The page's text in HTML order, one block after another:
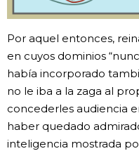
Por aquel entonces,
en cuyos dominios
había incorporado
no le iba a la zaga al
concederles audiencia
haber quedado
inteligencia mostrada